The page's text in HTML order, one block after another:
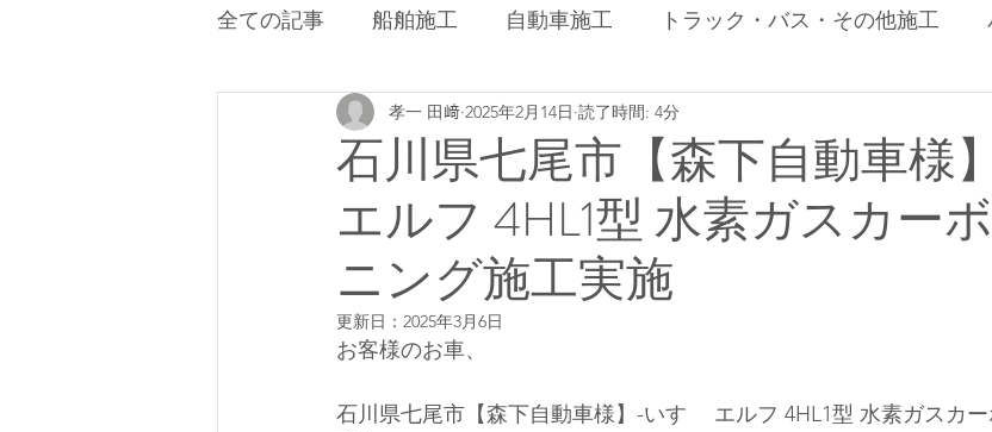
全ての記事 船舶施工 自動車施工 トラック・バス・その他施工
イベント・メディア関係
石川県七尾市【森下自動車様
エルフ 4HL1型 水素ガスカー
ニング施工実施
孝一 田﨑 2025年2月14日 読了時間: 4分
更新日： 2025年3月6日
お客様のお車、
石川県七尾市【森下自動車様】-いすゞ エルフ 4HL1型 水素ガスカ